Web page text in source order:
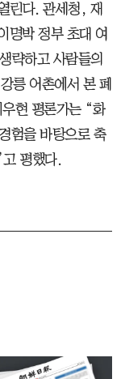
린다. 관세청, 재
명박 정부 초대 여
략하고 사람들의
릉 어촌에서 본 폐
현 평론가는 “화
험을 바탕으로 축
평했다.